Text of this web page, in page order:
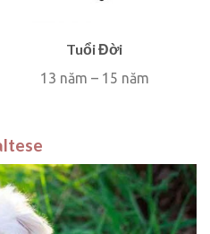
Tuổi Đời
13 năm – 15 năm